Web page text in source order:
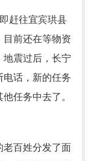
赶往宜宾珙县
目前还在等物资
地震过后，长宁
电话，新的任务
任务中去了。
老百姓分发了面